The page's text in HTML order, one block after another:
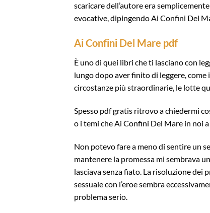
scaricare dell’autore era
evocative, dipingendo Ai Confini Del
Ai Confini Del Mare pdf
È uno di quei libri che ti lasciano con
lungo dopo aver finito di leggere, come
circostanze più straordinarie, le lotte
Spesso pdf gratis ritrovo a chiedermi
o i temi che Ai Confini Del Mare in noi
Non potevo fare a meno di sentire un
mantenere la promessa mi sembrava
lasciava senza fiato. La risoluzione
sessuale con l’eroe sembra
problema serio.